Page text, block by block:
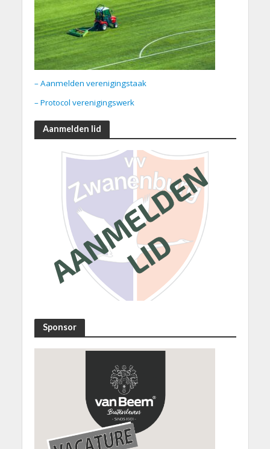
– Aanmelden verenigingstaak
– Protocol verenigingswerk
Aanmelden lid
Sponsor